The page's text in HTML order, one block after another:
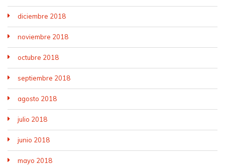
diciembre 2018
noviembre 2018
octubre 2018
septiembre 2018
agosto 2018
julio 2018
junio 2018
mayo 2018